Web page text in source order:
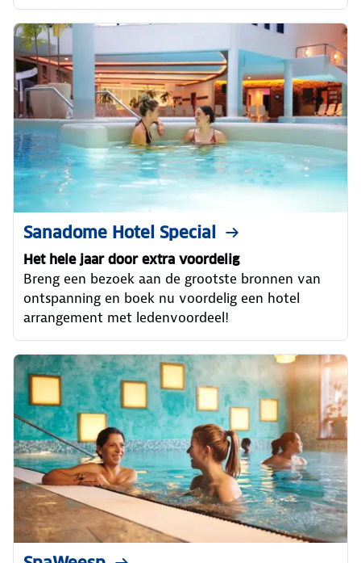
Sanadome Hotel Special
Het hele jaar door extra voordelig
Breng een bezoek aan de grootste bronnen van
ontspanning en boek nu voordelig een hotel
arrangement met ledenvoordeel!